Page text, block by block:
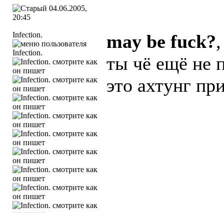
04.06.2005,
20:45
Infection. may be fuck?,
ты чё ещё не
это ахтунг